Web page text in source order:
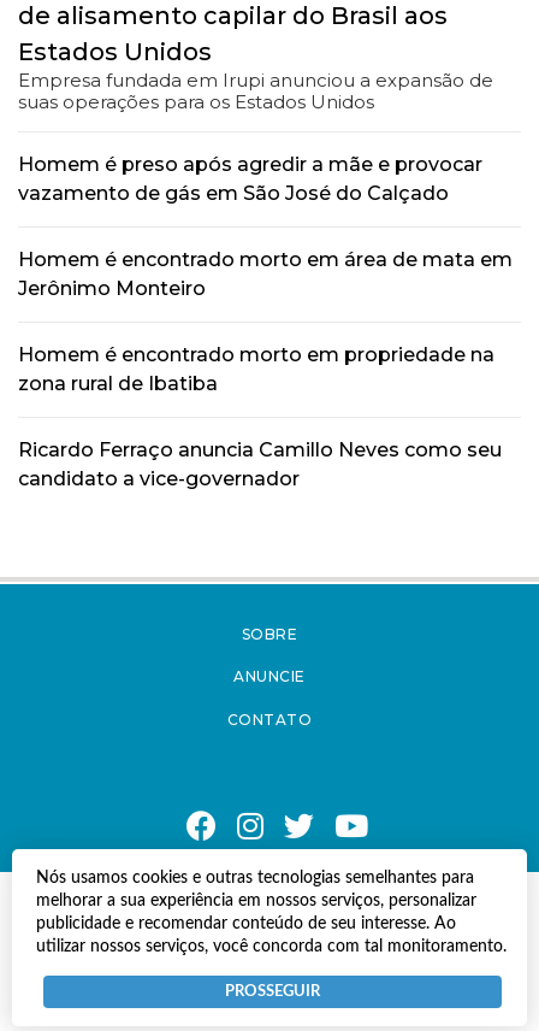
Nós usamos cookies e outras tecnologias semelhantes para
melhorar a sua experiência em nossos serviços, personalizar
publicidade e recomendar conteúdo de seu interesse. Ao
utilizar nossos serviços, você concorda com tal monitoramento.
PROSSEGUIR
de alisamento capilar do Brasil aos
Estados Unidos
Empresa fundada em Irupi anunciou a expansão de
suas operações para os Estados Unidos
Homem é preso após agredir a mãe e provocar
vazamento de gás em São José do Calçado
Homem é encontrado morto em área de mata em
Jerônimo Monteiro
Homem é encontrado morto em propriedade na
zona rural de Ibatiba
Ricardo Ferraço anuncia Camillo Neves como seu
candidato a vice-governador
SOBRE
ANUNCIE
CONTATO
© Copyright 2021 A Notícia do Caparaó.
Todos os direitos reservados.
Desenvolvido por
Termos e Políticas de Uso